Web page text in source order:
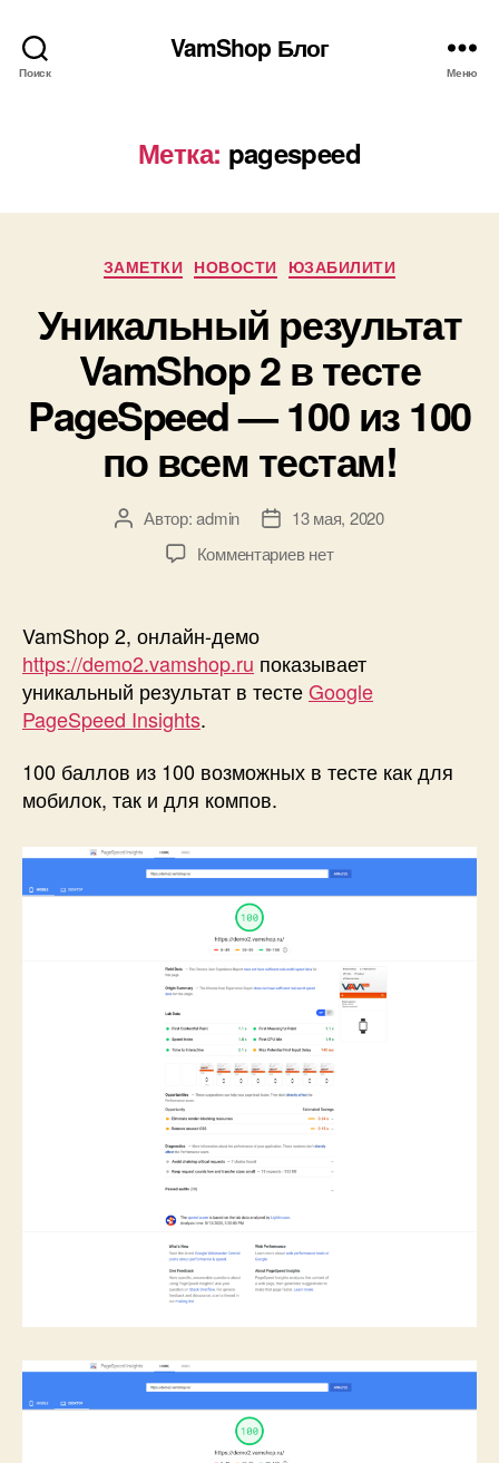
Поиск
VamShop Блог
Меню
Метка: pagespeed
Рубрики
ЗАМЕТКИ НОВОСТИ ЮЗАБИЛИТИ
Уникальный результат
VamShop 2 в тесте
PageSpeed — 100 из 100
по всем тестам!
Автор
записи
Автор:admin
Дата13 мая, 2020
Комментариевк
2
в
—
100
по
всем
нет
VamShop 2, онлайн-демо
https://demo2.vamshop.ru показывает
уникальный результат в тестеGoogle
PageSpeed Insights.
100 баллов из 100 возможных в тесте как для
мобилок, так и для компов.